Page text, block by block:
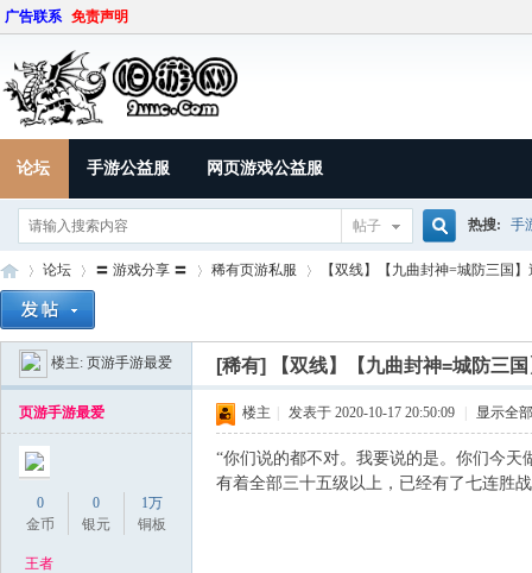
广告联系 免责声明
论坛 手游公益服 网页游戏公益服
帖子
搜
索
热搜: 手
»
论坛
›
〓 游戏分享 〓 稀有页游私服
›
【双线】【九曲封神=城防三国】
楼主: 页游手游最爱 [稀有] 【双线】【九曲封神=城防三
页游手游最爱
0
金币
0
银元
1万
铜板
王者
楼主 发表于 2020-10-17 20:50:09 显示全
“你们说的都不对。我要说的是。你们今
有着全部三十五级以上，已经有了七连胜战